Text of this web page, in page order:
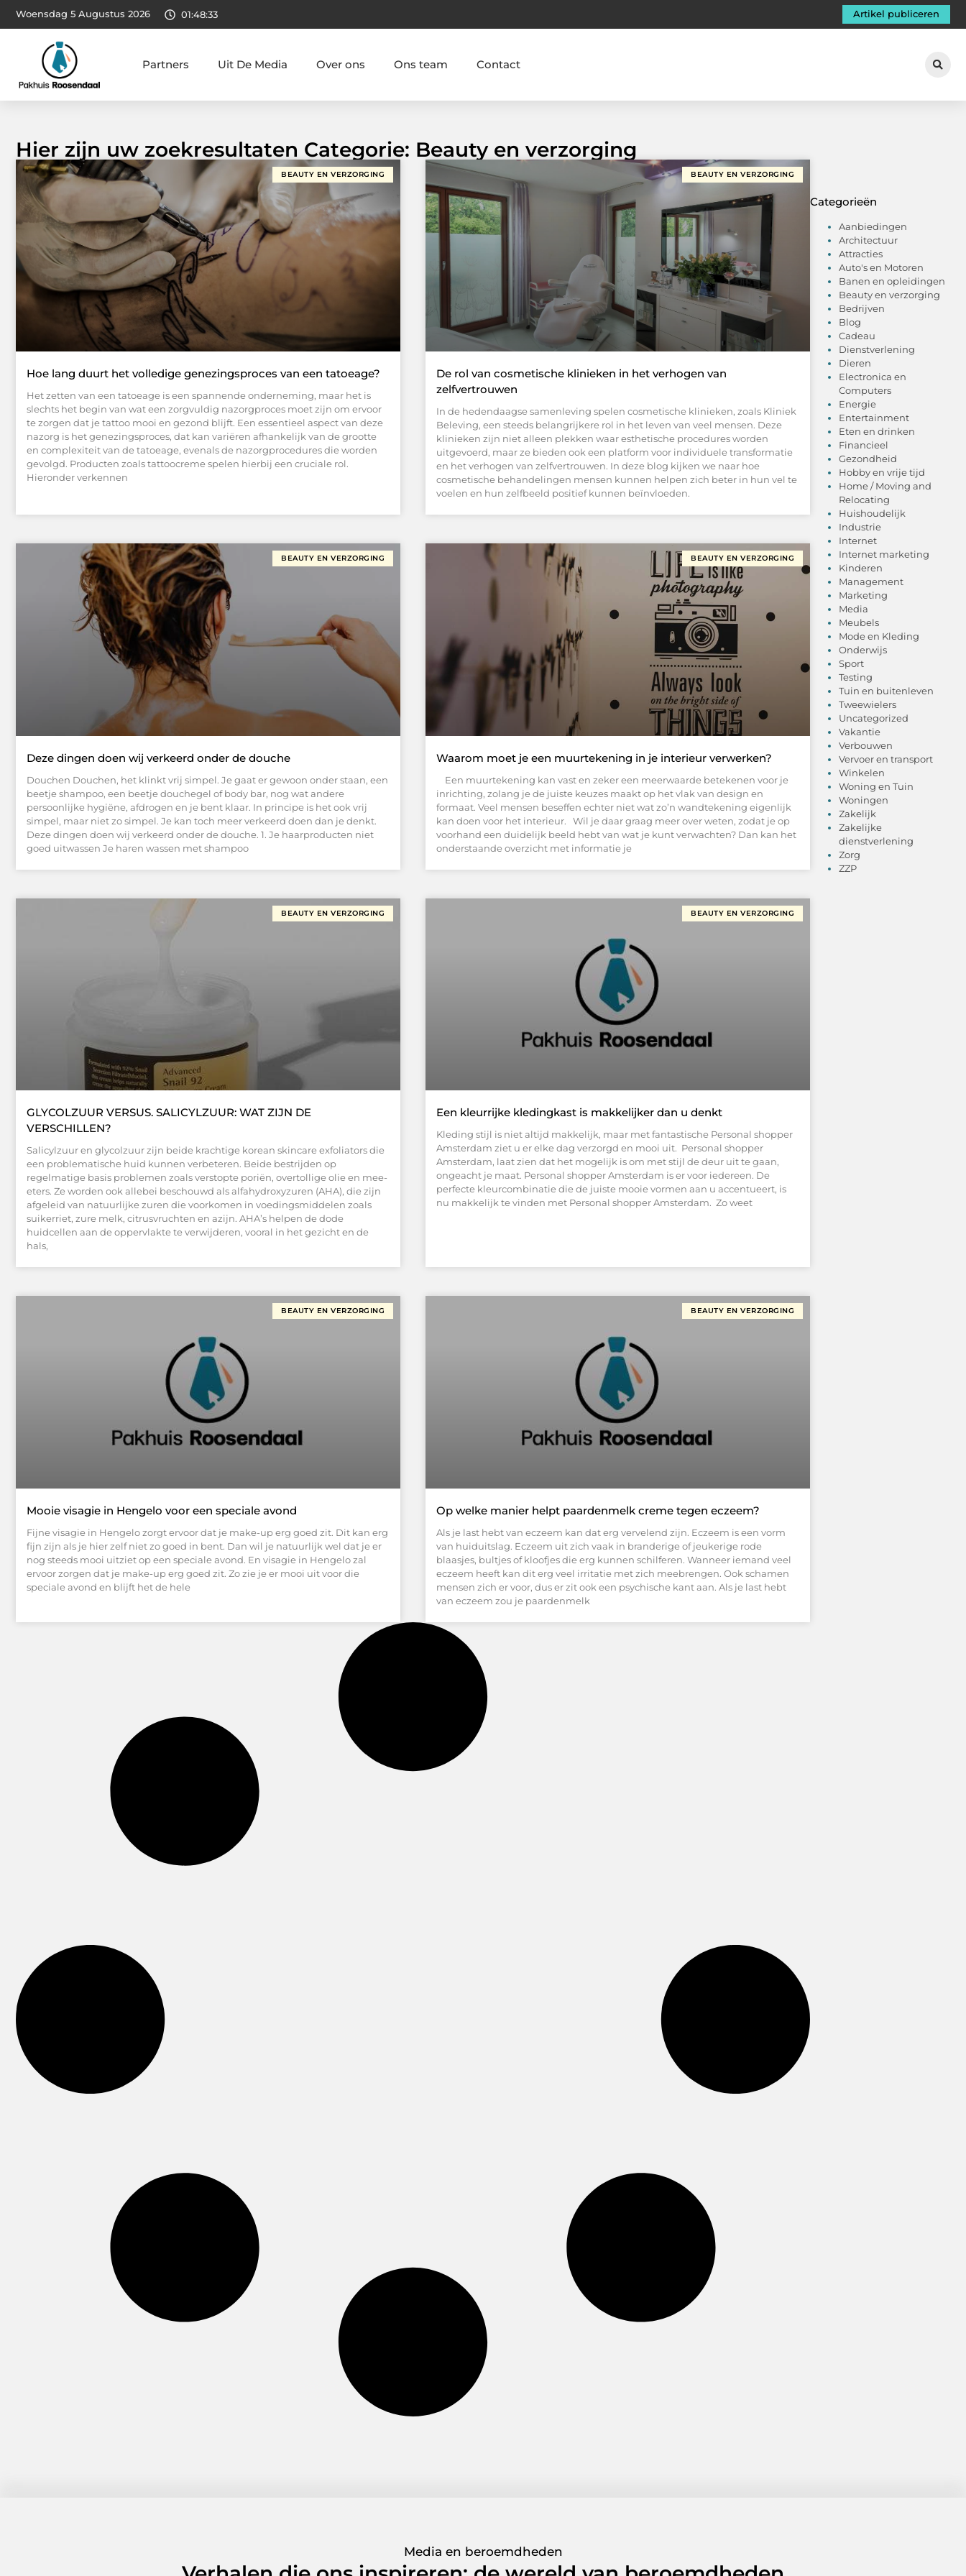
Woensdag 5 Augustus 2026 01:48:34 Artikel publiceren
Partners Uit De Media Over ons Ons team Contact
Hier zijn uw zoekresultaten Categorie: Beauty en verzorging
BEAUTY EN VERZORGING
Hoe lang duurt het volledige genezingsproces van een tatoeage?
Het zetten van een tatoeage is een spannende onderneming, maar het is
slechts het begin van wat een zorgvuldig nazorgproces moet zijn om ervoor
te zorgen dat je tattoo mooi en gezond blijft. Een essentieel aspect van deze
nazorg is het genezingsproces, dat kan variëren afhankelijk van de grootte
en complexiteit van de tatoeage, evenals de nazorgprocedures die worden
gevolgd. Producten zoals tattoocreme spelen hierbij een cruciale rol.
Hieronder verkennen
BEAUTY EN VERZORGING
De rol van cosmetische klinieken in het verhogen van
zelfvertrouwen
In de hedendaagse samenleving spelen cosmetische klinieken, zoals Kliniek
Beleving, een steeds belangrijkere rol in het leven van veel mensen. Deze
klinieken zijn niet alleen plekken waar esthetische procedures worden
uitgevoerd, maar ze bieden ook een platform voor individuele transformatie
en het verhogen van zelfvertrouwen. In deze blog kijken we naar hoe
cosmetische behandelingen mensen kunnen helpen zich beter in hun vel te
voelen en hun zelfbeeld positief kunnen beïnvloeden.
BEAUTY EN VERZORGING
Deze dingen doen wij verkeerd onder de douche
Douchen Douchen, het klinkt vrij simpel. Je gaat er gewoon onder staan, een
beetje shampoo, een beetje douchegel of body bar, nog wat andere
persoonlijke hygiëne, afdrogen en je bent klaar. In principe is het ook vrij
simpel, maar niet zo simpel. Je kan toch meer verkeerd doen dan je denkt.
Deze dingen doen wij verkeerd onder de douche. 1. Je haarproducten niet
goed uitwassen Je haren wassen met shampoo
BEAUTY EN VERZORGING
Waarom moet je een muurtekening in je interieur verwerken?
Een muurtekening kan vast en zeker een meerwaarde betekenen voor je
inrichting, zolang je de juiste keuzes maakt op het vlak van design en
formaat. Veel mensen beseffen echter niet wat zo’n wandtekening eigenlijk
kan doen voor het interieur. Wil je daar graag meer over weten, zodat je op
voorhand een duidelijk beeld hebt van wat je kunt verwachten? Dan kan het
onderstaande overzicht met informatie je
BEAUTY EN VERZORGING
GLYCOLZUUR VERSUS. SALICYLZUUR: WAT ZIJN DE
VERSCHILLEN?
Salicylzuur en glycolzuur zijn beide krachtige korean skincare exfoliators die
een problematische huid kunnen verbeteren. Beide bestrijden op
regelmatige basis problemen zoals verstopte poriën, overtollige olie en mee-
eters. Ze worden ook allebei beschouwd als alfahydroxyzuren (AHA), die zijn
afgeleid van natuurlijke zuren die voorkomen in voedingsmiddelen zoals
suikerriet, zure melk, citrusvruchten en azijn. AHA’s helpen de dode
huidcellen aan de oppervlakte te verwijderen, vooral in het gezicht en de
hals,
BEAUTY EN VERZORGING
Een kleurrijke kledingkast is makkelijker dan u denkt
Kleding stijl is niet altijd makkelijk, maar met fantastische Personal shopper
Amsterdam ziet u er elke dag verzorgd en mooi uit. Personal shopper
Amsterdam, laat zien dat het mogelijk is om met stijl de deur uit te gaan,
ongeacht je maat. Personal shopper Amsterdam is er voor iedereen. De
perfecte kleurcombinatie die de juiste mooie vormen aan u accentueert, is
nu makkelijk te vinden met Personal shopper Amsterdam. Zo weet
BEAUTY EN VERZORGING
Mooie visagie in Hengelo voor een speciale avond
Fijne visagie in Hengelo zorgt ervoor dat je make-up erg goed zit. Dit kan erg
fijn zijn als je hier zelf niet zo goed in bent. Dan wil je natuurlijk wel dat je er
nog steeds mooi uitziet op een speciale avond. En visagie in Hengelo zal
ervoor zorgen dat je make-up erg goed zit. Zo zie je er mooi uit voor die
speciale avond en blijft het de hele
BEAUTY EN VERZORGING
Op welke manier helpt paardenmelk creme tegen eczeem?
Als je last hebt van eczeem kan dat erg vervelend zijn. Eczeem is een vorm
van huiduitslag. Eczeem uit zich vaak in branderige of jeukerige rode
blaasjes, bultjes of kloofjes die erg kunnen schilferen. Wanneer iemand veel
eczeem heeft kan dit erg veel irritatie met zich meebrengen. Ook schamen
mensen zich er voor, dus er zit ook een psychische kant aan. Als je last hebt
van eczeem zou je paardenmelk
Categorieën
Aanbiedingen
Architectuur
Attracties
Auto's en Motoren
Banen en opleidingen
Beauty en verzorging
Bedrijven
Blog
Cadeau
Dienstverlening
Dieren
Electronica en
Computers
Energie
Entertainment
Eten en drinken
Financieel
Gezondheid
Hobby en vrije tijd
Home / Moving and
Relocating
Huishoudelijk
Industrie
Internet
Internet marketing
Kinderen
Management
Marketing
Media
Meubels
Mode en Kleding
Onderwijs
Sport
Testing
Tuin en buitenleven
Tweewielers
Uncategorized
Vakantie
Verbouwen
Vervoer en transport
Winkelen
Woning en Tuin
Woningen
Zakelijk
Zakelijke
dienstverlening
Zorg
ZZP
Media en beroemdheden